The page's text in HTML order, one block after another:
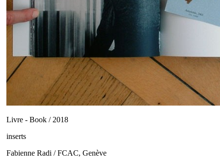
Livre - Book / 2018
inserts
Fabienne Radi / FCAC, Genève